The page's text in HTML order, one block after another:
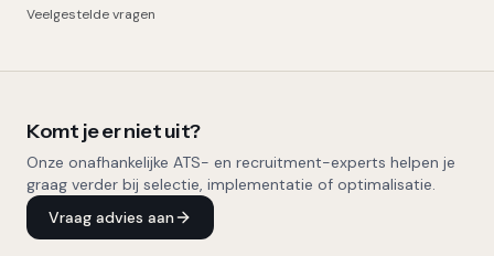
Veelgestelde vragen
Komt je er niet uit?
Onze onafhankelijke ATS- en recruitment-experts helpen je
graag verder bij selectie, implementatie of optimalisatie.
Vraag advies aan